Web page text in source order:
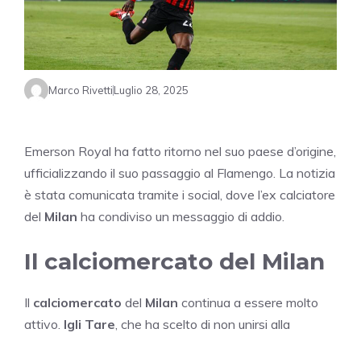
Marco RivettiLuglio 28, 2025
Emerson Royal ha fatto ritorno nel suo paese d’origine,
ufficializzando il suo passaggio al Flamengo. La notizia
è stata comunicata tramite i social, dove l’ex calciatore
del Milan ha condiviso un messaggio di addio.
Il calciomercato del Milan
Il calciomercato del Milan continua a essere molto
attivo. Igli Tare, che ha scelto di non unirsi alla